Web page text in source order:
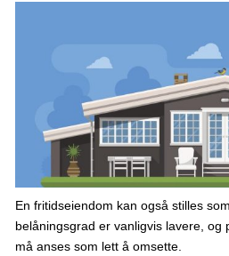
En fritidseiendom kan også stilles
belåningsgrad er vanligvis lavere, og
må anses som lett å omsette.